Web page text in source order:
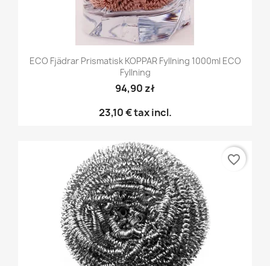
ECO Fjädrar Prismatisk KOPPAR Fyllning 1000ml ECO
Fyllning
94,90 zł
23,10 €tax incl.
favorite_border